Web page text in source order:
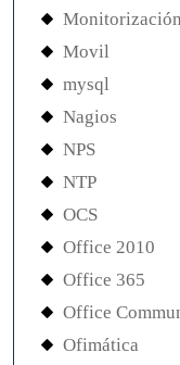
Monitorización
Movil
mysql
Nagios
NPS
NTP
OCS
Office 2010
Office 365
Office
Ofimática